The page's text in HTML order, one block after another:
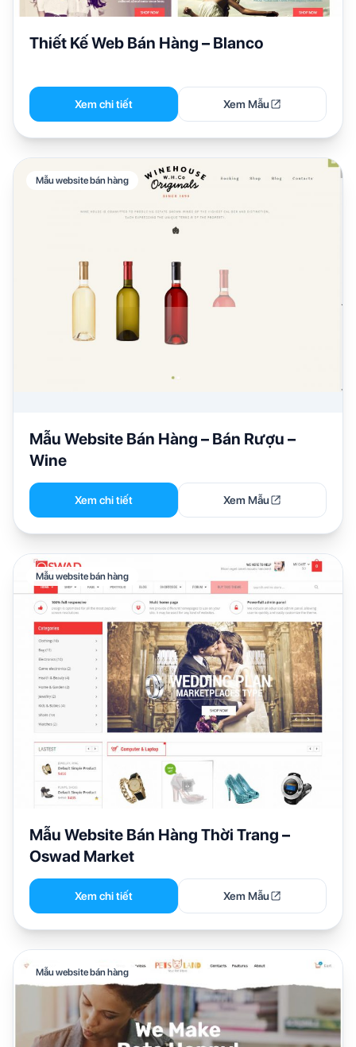
Thiết Kế Web Bán Hàng – Blanco
Xem chi tiết Xem Mẫu
Mẫu website bán hàng
Mẫu Website Bán Hàng – Bán Rượu –
Wine
Xem chi tiết Xem Mẫu
Mẫu website bán hàng
Mẫu Website Bán Hàng Thời Trang –
Oswad Market
Xem chi tiết Xem Mẫu
Mẫu website bán hàng